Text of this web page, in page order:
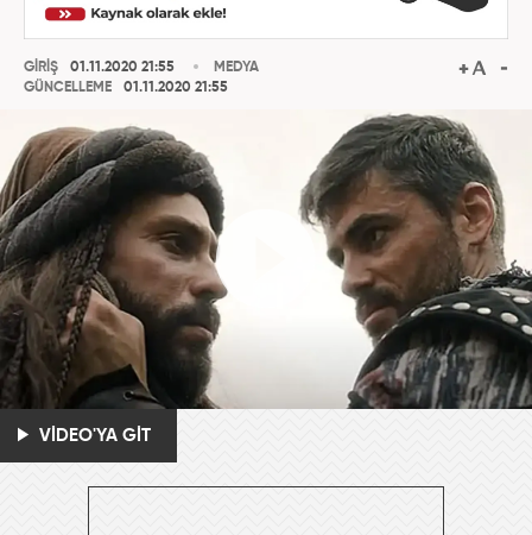
GİRİŞ
01.11.2020 21:55
GÜNCELLEME
01.11.2020 21:55
MEDYA
VİDEO'YA GİT